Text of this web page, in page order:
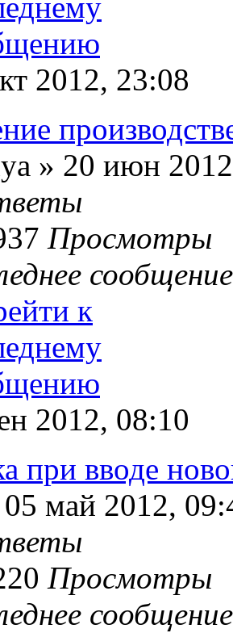
2012, 23:08
» 20 июн
Просмотры
сообщение
2012, 08:10
при вводе
05 май 2012,
Просмотры
сообщение